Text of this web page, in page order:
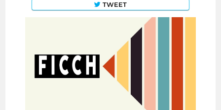
TWEET